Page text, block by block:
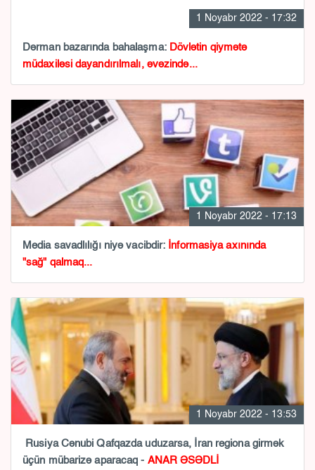
1 Noyabr 2022 - 17:32
Dərman bazarında bahalaşma: Dövlətin qiymətə
müdaxiləsi dayandırılmalı, əvəzində...
1 Noyabr 2022 - 17:13
Media savadlılığı niyə vacibdir: İnformasiya axınında
"sağ" qalmaq...
1 Noyabr 2022 - 13:53
Rusiya Cənubi Qafqazda uduzarsa, İran regiona girmək
üçün mübarizə aparacaq - ANAR ƏSƏDLİ